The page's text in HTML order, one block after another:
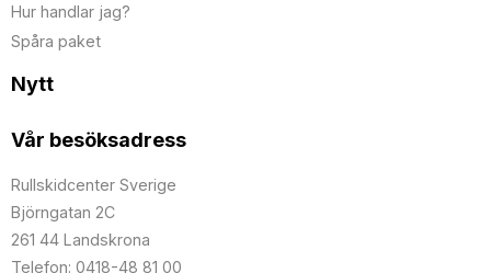
Hur handlar jag?
Spåra paket
Nytt
Vår besöksadress
Rullskidcenter Sverige
Björngatan 2C
261 44 Landskrona
Telefon: 0418-48 81 00